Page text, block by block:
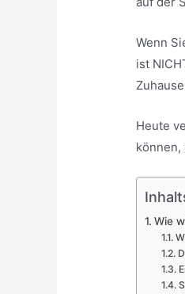
Wenn
ist
Heute
können,
Wie